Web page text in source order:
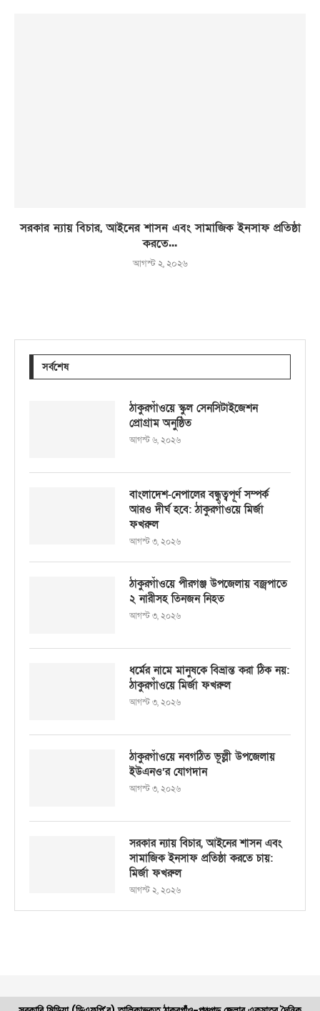
সরকার ন্যায় বিচার, আইনের শাসন এবং সামাজিক ইনসাফ প্রতিষ্ঠা
করতে...
আগস্ট ২, ২০২৬
সর্বশেষ
ঠাকুরগাঁওয়ে স্কুল সেনসিটাইজেশন
প্রোগ্রাম অনুষ্ঠিত
আগস্ট ৬, ২০২৬
বাংলাদেশ-নেপালের বন্ধুত্বপূর্ণ সম্পর্ক
আরও দীর্ঘ হবে: ঠাকুরগাঁওয়ে মির্জা
ফখরুল
আগস্ট ৩, ২০২৬
ঠাকুরগাঁওয়ে পীরগঞ্জ উপজেলায় বজ্রপাতে
২ নারীসহ তিনজন নিহত
আগস্ট ৩, ২০২৬
ধর্মের নামে মানুষকে বিভ্রান্ত করা ঠিক নয়:
ঠাকুরগাঁওয়ে মির্জা ফখরুল
আগস্ট ৩, ২০২৬
ঠাকুরগাঁওয়ে নবগঠিত ভূল্লী উপজেলায়
ইউএনও’র যোগদান
আগস্ট ৩, ২০২৬
সরকার ন্যায় বিচার, আইনের শাসন এবং
সামাজিক ইনসাফ প্রতিষ্ঠা করতে চায়:
মির্জা ফখরুল
আগস্ট ২, ২০২৬